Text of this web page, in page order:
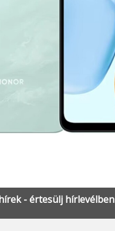
- értesülj hírlevélben